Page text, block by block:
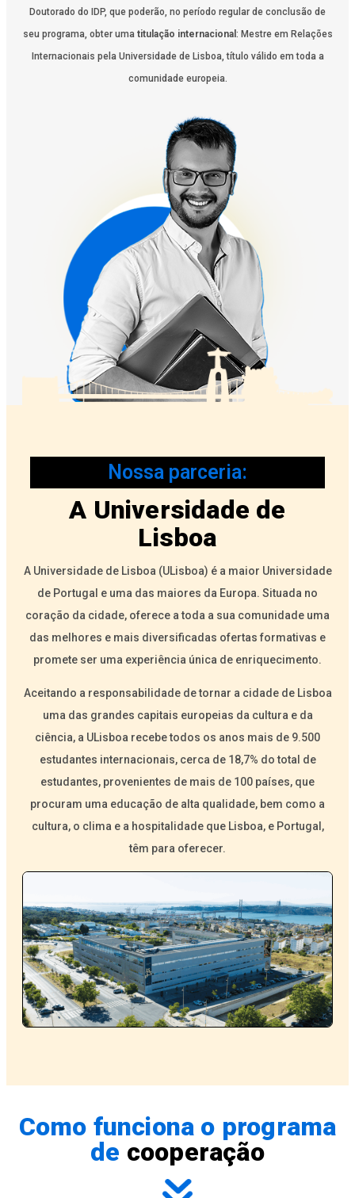
Doutorado do IDP, que poderão, no período regular de conclusão de
seu programa, obter uma titulação internacional : Mestre em Relações
Internacionais pela Universidade de Lisboa, título válido em toda a
comunidade europeia.
Nossa parceria:
A Universidade de
Lisboa
A Universidade de Lisboa (ULisboa) é a maior Universidade
de Portugal e uma das maiores da Europa. Situada no
coração da cidade, oferece a toda a sua comunidade uma
das melhores e mais diversificadas ofertas formativas e
promete ser uma experiência única de enriquecimento.
Aceitando a responsabilidade de tornar a cidade de Lisboa
uma das grandes capitais europeias da cultura e da
ciência, a ULisboa recebe todos os anos mais de 9.500
estudantes internacionais, cerca de 18,7% do total de
estudantes, provenientes de mais de 100 países, que
procuram uma educação de alta qualidade, bem como a
cultura, o clima e a hospitalidade que Lisboa, e Portugal,
têm para oferecer.
Como funciona o programa
de cooperação